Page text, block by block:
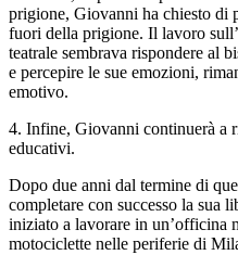
prigione, Giovanni ha chiesto di
fuori della prigione. Il lavoro
teatrale sembrava rispondere al
e percepire le sue emozioni,
emotivo.
4. Infine, Giovanni continuerà a
educativi.
Dopo due anni dal termine di
completare con successo la sua
iniziato a lavorare in un’officina
motociclette nelle periferie di